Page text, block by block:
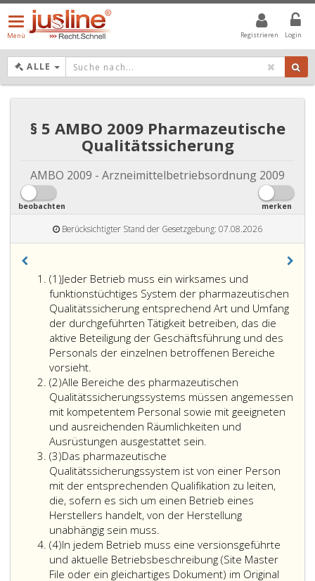
Registrieren Login
Menü
öffnen/schließen
Menü
ALLE DROPDOWN: GEWÄHLTER WERT IST ALLE
§ 5 AMBO 2009 Pharmazeutische
Qualitätssicherung
AMBO 2009 - Arzneimittelbetriebsordnung 2009
beobachten merken
Berücksichtigter Stand der Gesetzgebung: 07.08.2026
(1)Absatz
eins
Jeder Betrieb muss ein wirksames und
funktionstüchtiges System der pharmazeutischen
Qualitätssicherung entsprechend Art und Umfang
der durchgeführten Tätigkeit betreiben, das die
aktive Beteiligung der Geschäftsführung und des
Personals der einzelnen betroffenen Bereiche
vorsieht.
(2)Absatz
2
Alle Bereiche des pharmazeutischen
Qualitätssicherungssystems müssen angemessen
mit kompetentem Personal sowie mit geeigneten
und ausreichenden Räumlichkeiten und
Ausrüstungen ausgestattet sein.
(3)Absatz
3
Das pharmazeutische
Qualitätssicherungssystem ist von einer Person
mit der entsprechenden Qualifikation zu leiten,
die, sofern es sich um einen Betrieb eines
Herstellers handelt, von der Herstellung
unabhängig sein muss.
(4)Absatz
4
In jedem Betrieb muss eine versionsgeführte
und aktuelle Betriebsbeschreibung (Site Master
File oder ein gleichartiges Dokument) im Original